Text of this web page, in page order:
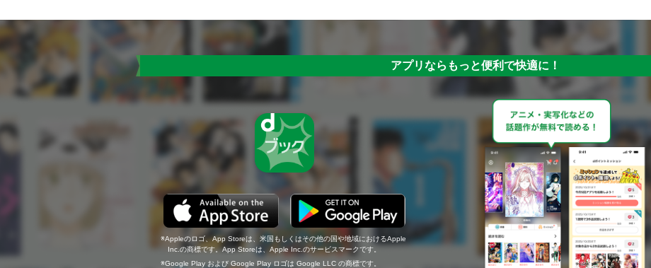
アプリならもっと便利で快適に！
Appleのロゴ、App Storeは、米国もしくはその他の国や地域におけるApple
Inc.の商標です。App Storeは、Apple Inc.のサービスマークです。
Google Play および Google Play ロゴは Google LLC の商標です。